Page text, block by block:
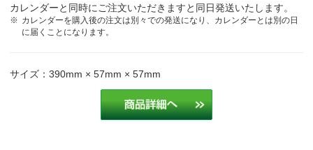
毎年使っているデザインがあったから。
入力が簡単なため 建設業
カレンダーと同時にご注文いただきますと同日発送いたします。
カレンダーを購入後の注文は別々での発送になり、カレンダーとは別の日
に届くことになります。
サイズ：390mm × 57mm × 57mm